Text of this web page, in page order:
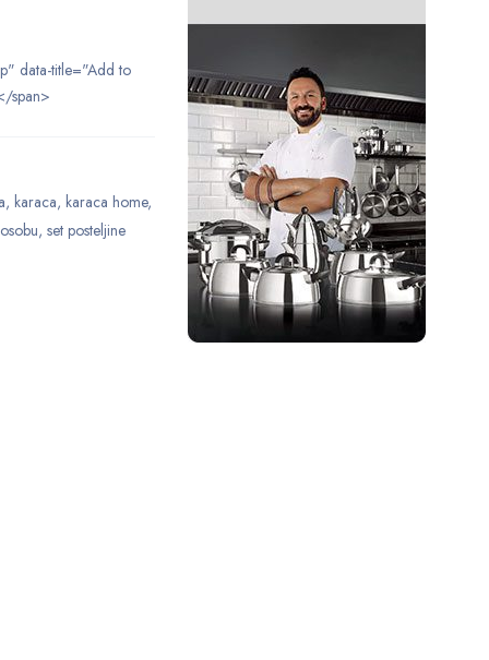
data-title="Add to
span>
, karaca, karaca home,
, set posteljine